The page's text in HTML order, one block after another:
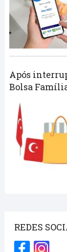
Após
Bolsa
REDES